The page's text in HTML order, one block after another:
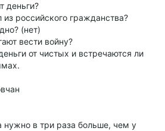
деньги?
российского гражданства?
(нет)
вести войну?
от чистых и встречаются ли
нужно в три раза больше, чем у